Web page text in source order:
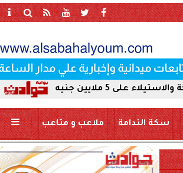
محافظ
سكة الندامة ملاعب و متاعب